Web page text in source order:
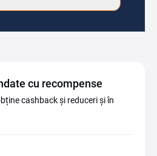
cu recompense
cashback și reduceri și în